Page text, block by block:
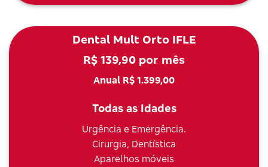
Dental Mult Orto IFLE
R$ 139,90 por mês
Anual R$ 1.399,00
Todas as Idades
Urgência e Emergência.
Cirurgia, Dentística
Aparelhos móveis